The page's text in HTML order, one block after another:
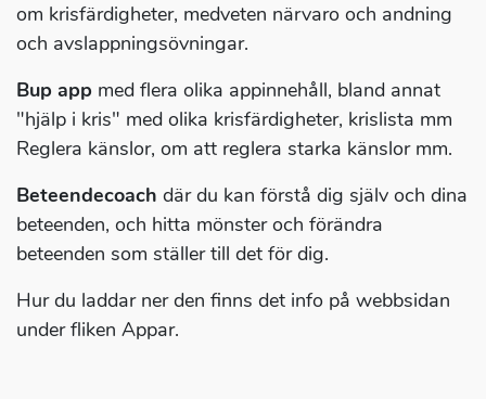
om krisfärdigheter, medveten närvaro och andning
och avslappningsövningar.
Bup app med flera olika appinnehåll, bland annat
"hjälp i kris" med olika krisfärdigheter, krislista mm
Reglera känslor, om att reglera starka känslor mm.
Beteendecoach där du kan förstå dig själv och dina
beteenden, och hitta mönster och förändra
beteenden som ställer till det för dig.
Hur du laddar ner den finns det info på webbsidan
under fliken Appar.